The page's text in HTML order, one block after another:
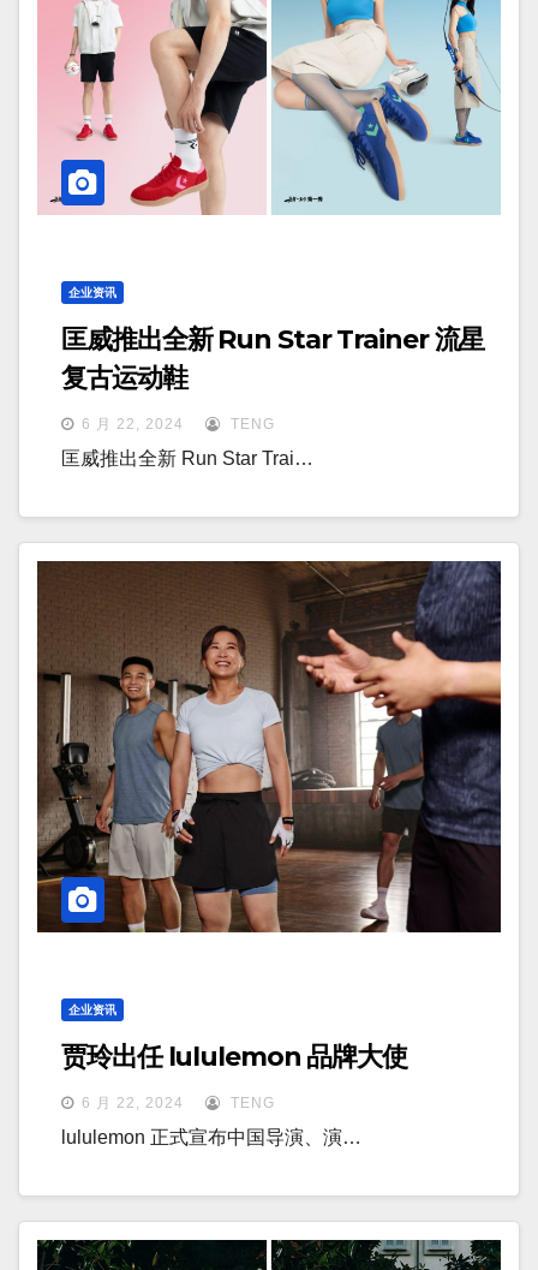
企业资讯
匡威推出全新 Run Star Trainer 流星
复古运动鞋
6 月 22, 2024 TENG
匡威推出全新 Run Star Trai…
企业资讯
贾玲出任 lululemon 品牌大使
6 月 22, 2024 TENG
lululemon 正式宣布中国导演、演…